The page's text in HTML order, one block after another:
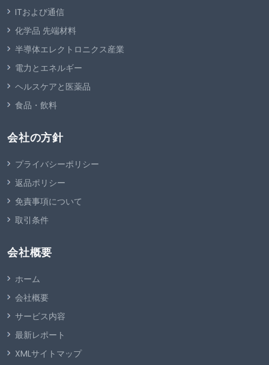
ITおよび通信
化学品 先端材料
半導体エレクトロニクス産業
電力とエネルギー
ヘルスケアと医薬品
食品・飲料
会社の方針
プライバシーポリシー
返品ポリシー
免責事項について
取引条件
会社概要
ホーム
会社概要
サービス内容
最新レポート
XMLサイトマップ